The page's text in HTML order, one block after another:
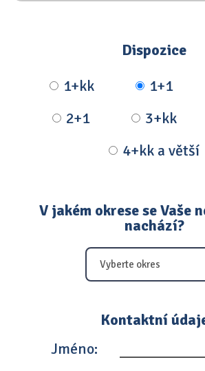
Dispozice
1+kk
1+1
2+1
3+kk
4+kk a větší
V jakém okrese se Vaše
nachází?
Kontaktní
Jméno: